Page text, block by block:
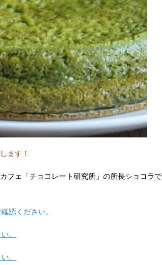
ます！
フェ「チョコレート研究所」の所長ショコラで
認ください。
。
。